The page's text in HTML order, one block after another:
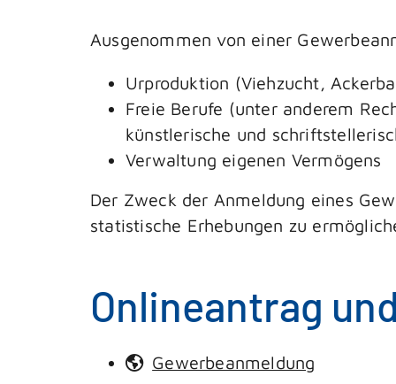
Ausgenommen von einer
Urproduktion (Viehzucht,
Freie Berufe (unter anderem
künstlerische und
Verwaltung eigenen Vermögens
Der Zweck der Anmeldung eines
statistische Erhebungen zu
Onlineantrag
Gewerbeanmeldung